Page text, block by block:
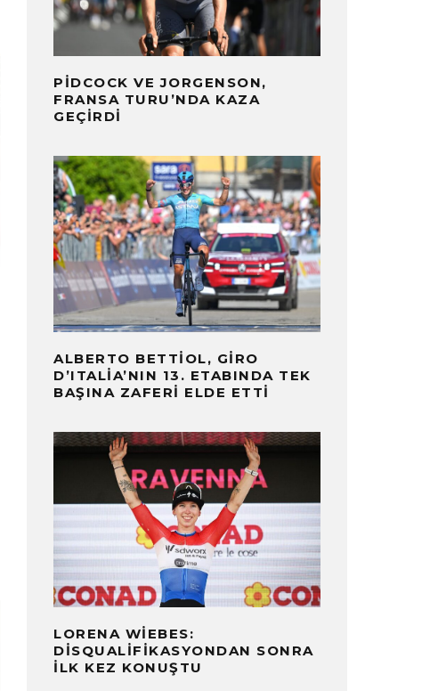
PIDCOCK VE JORGENSON,
FRANSA TURU’NDA KAZA
GEÇIRDI
ALBERTO BETTIOL, GIRO
D’ITALIA’NIN 13. ETABINDA TEK
BAŞINA ZAFERI ELDE ETTI
LORENA WIEBES:
DISQUALIFIKASYONDAN SONRA
İLK KEZ KONUŞTU